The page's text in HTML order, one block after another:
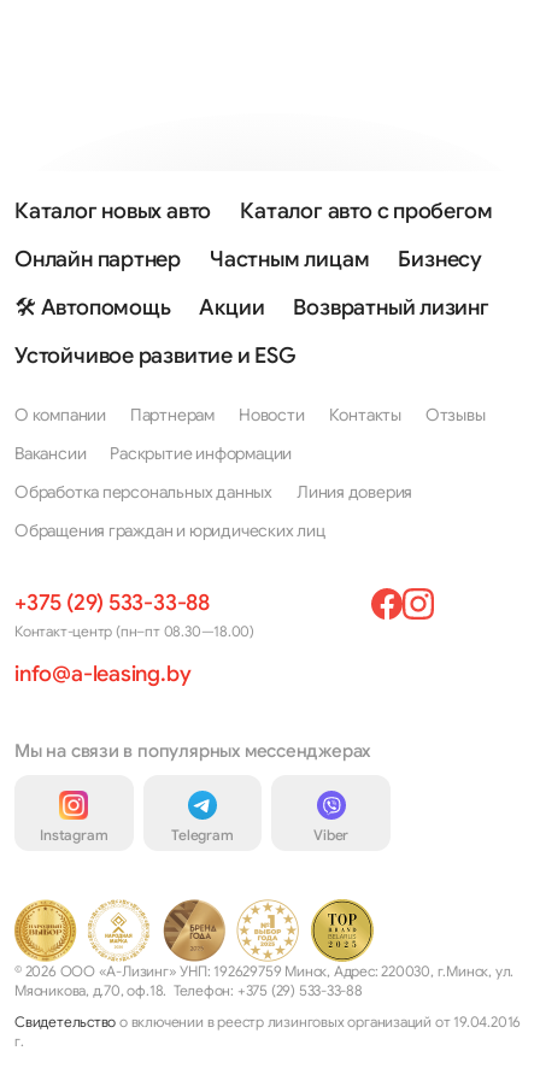
Каталог новых авто
Каталог авто с пробегом
Онлайн партнер
Частным лицам
Бизнесу
🛠 Автопомощь
Акции
Возвратный лизинг
Устойчивое развитие и ESG
О компании Партнерам Новости Контакты
Отзывы
Вакансии
Раскрытие информации
Обработка персональных данных
Линия доверия
Обращения граждан и юридических лиц
+375 (29) 533-33-88
Контакт-центр (пн–пт 08.30—18.00)
info@a-leasing.by
Мы на связи в популярных мессенджерах
Instagram Telegram Viber
© 2026 ООО «А-Лизинг» УНП: 192629759 Минск, Адрес: 220030, г.Минск, ул.
Мясникова, д.70, оф.18. Телефон: +375 (29) 533-33-88
Свидетельство о включении в реестр лизинговых организаций от 19.04.2016
г.